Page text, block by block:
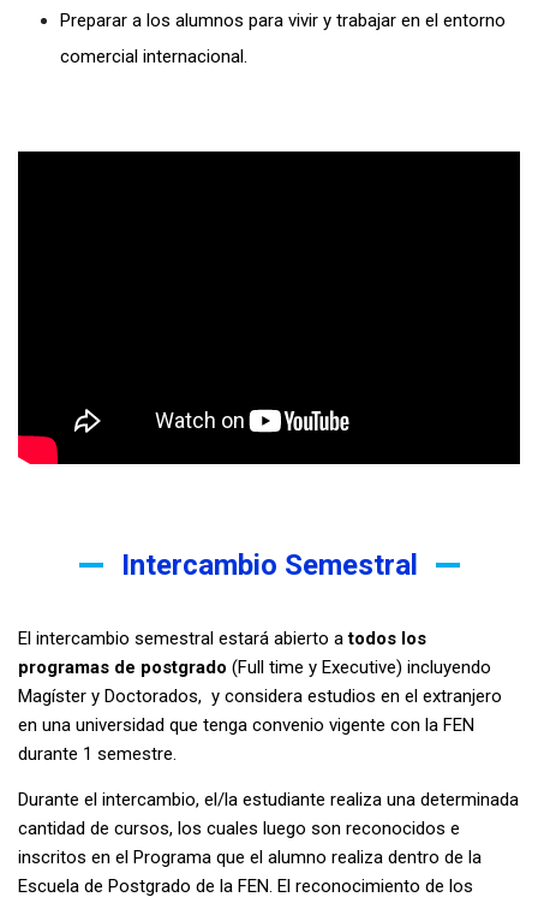
Preparar a los alumnos para vivir y trabajar en el entorno
comercial internacional.
Intercambio Semestral
El intercambio semestral estará abierto atodos los
programas de postgrado (Full time y Executive) incluyendo
Magíster y Doctorados, y considera estudios en el extranjero
en una universidad que tenga convenio vigente con la FEN
durante 1 semestre.
Durante el intercambio, el/la estudiante realiza una determinada
cantidad de cursos, los cuales luego son reconocidos e
inscritos en el Programa que el alumno realiza dentro de la
Escuela de Postgrado de la FEN. El reconocimiento de los